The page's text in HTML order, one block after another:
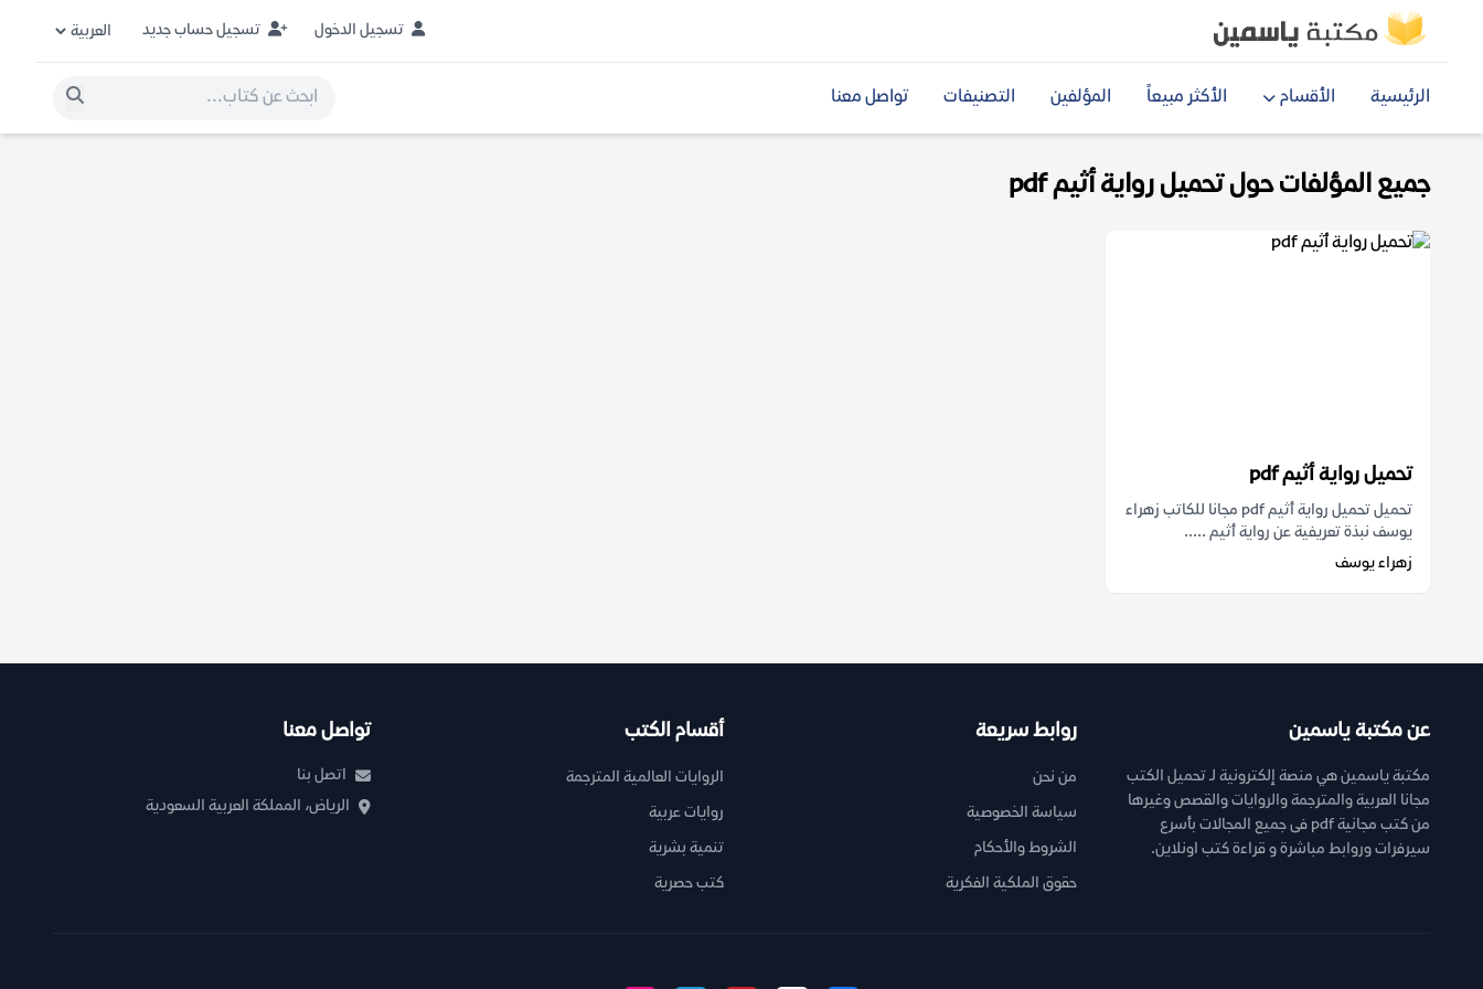
تسجيل الدخول تسجيل حساب جديد
الرئيسية الأقسام الأكثر مبيعاً المؤلفين التصنيفات تواصل معنا
جميع المؤلفات حول تحميل رواية أثيم pdf
تحميل رواية أثيم pdf
تحميل تحميل رواية أثيم pdf مجانا للكاتب زهراء
يوسف نبذة تعريفية عن رواية أثيم .....
زهراء يوسف
عن مكتبة ياسمين
مكتبة ياسمين هي منصة إلكترونية لـ تحميل الكتب
مجانا العربية والمترجمة والروايات والقصص وغيرها
من كتب مجانية pdf فى جميع المجالات بأسرع
سيرفرات وروابط مباشرة و قراءة كتب اونلاين.
روابط سريعة
من نحن
سياسة الخصوصية
الشروط والأحكام
حقوق الملكية الفكرية
أقسام الكتب
الروايات العالمية المترجمة
روايات عربية
تنمية بشرية
كتب حصرية
تواصل معنا
اتصل بنا
الرياض، المملكة العربية السعودية